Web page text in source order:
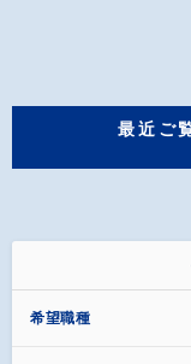
最近ご
希望職種